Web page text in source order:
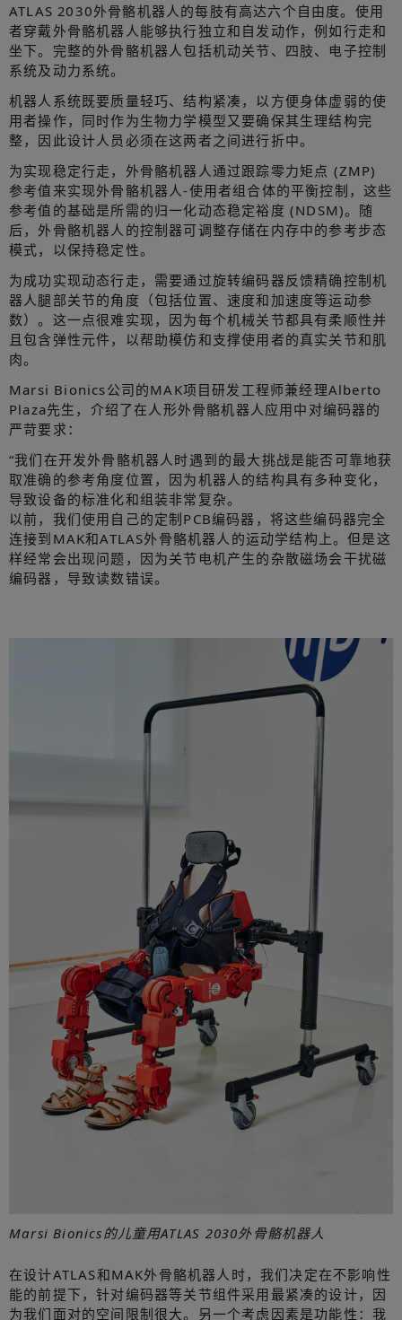
ATLAS 2030外骨骼机器人的每肢有高达六个自由度。使用
者穿戴外骨骼机器人能够执行独立和自发动作，例如行走和
坐下。完整的外骨骼机器人包括机动关节、四肢、电子控制
系统及动力系统。
机器人系统既要质量轻巧、结构紧凑，以方便身体虚弱的使
用者操作，同时作为生物力学模型又要确保其生理结构完
整，因此设计人员必须在这两者之间进行折中。
为实现稳定行走，外骨骼机器人通过跟踪零力矩点 (ZMP)
参考值来实现外骨骼机器人-使用者组合体的平衡控制，这些
参考值的基础是所需的归一化动态稳定裕度 (NDSM)。随
后，外骨骼机器人的控制器可调整存储在内存中的参考步态
模式，以保持稳定性。
为成功实现动态行走，需要通过旋转编码器反馈精确控制机
器人腿部关节的角度（包括位置、速度和加速度等运动参
数）。这一点很难实现，因为每个机械关节都具有柔顺性并
且包含弹性元件，以帮助模仿和支撑使用者的真实关节和肌
肉。
Marsi Bionics公司的MAK项目研发工程师兼经理Alberto
Plaza先生，介绍了在人形外骨骼机器人应用中对编码器的
严苛要求：
“我们在开发外骨骼机器人时遇到的最大挑战是能否可靠地获
取准确的参考角度位置，因为机器人的结构具有多种变化，
导致设备的标准化和组装非常复杂。
以前，我们使用自己的定制PCB编码器，将这些编码器完全
连接到MAK和ATLAS外骨骼机器人的运动学结构上。但是这
样经常会出现问题，因为关节电机产生的杂散磁场会干扰磁
编码器，导致读数错误。
Marsi Bionics的儿童用ATLAS 2030外骨骼机器人
在设计ATLAS和MAK外骨骼机器人时，我们决定在不影响性
能的前提下，针对编码器等关节组件采用最紧凑的设计，因
为我们面对的空间限制很大。另一个考虑因素是功能性：我